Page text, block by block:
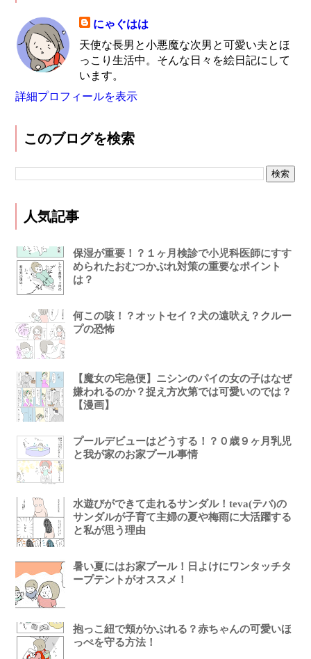
にゃぐはは
天使な長男と小悪魔な次男と可愛い夫とほ
っこり生活中。そんな日々を絵日記にして
います。
詳細プロフィールを表示
このブログを検索
人気記事
保湿が重要！？１ヶ月検診で小児科医師にすす
められたおむつかぶれ対策の重要なポイント
は？
何この咳！？オットセイ？犬の遠吠え？クルー
プの恐怖
【魔女の宅急便】ニシンのパイの女の子はなぜ
嫌われるのか？捉え方次第では可愛いのでは？
【漫画】
プールデビューはどうする！？０歳９ヶ月乳児
と我が家のお家プール事情
水遊びができて走れるサンダル！teva(テバ)の
サンダルが子育て主婦の夏や梅雨に大活躍する
と私が思う理由
暑い夏にはお家プール！日よけにワンタッチタ
ープテントがオススメ！
抱っこ紐で頬がかぶれる？赤ちゃんの可愛いほ
っぺを守る方法！